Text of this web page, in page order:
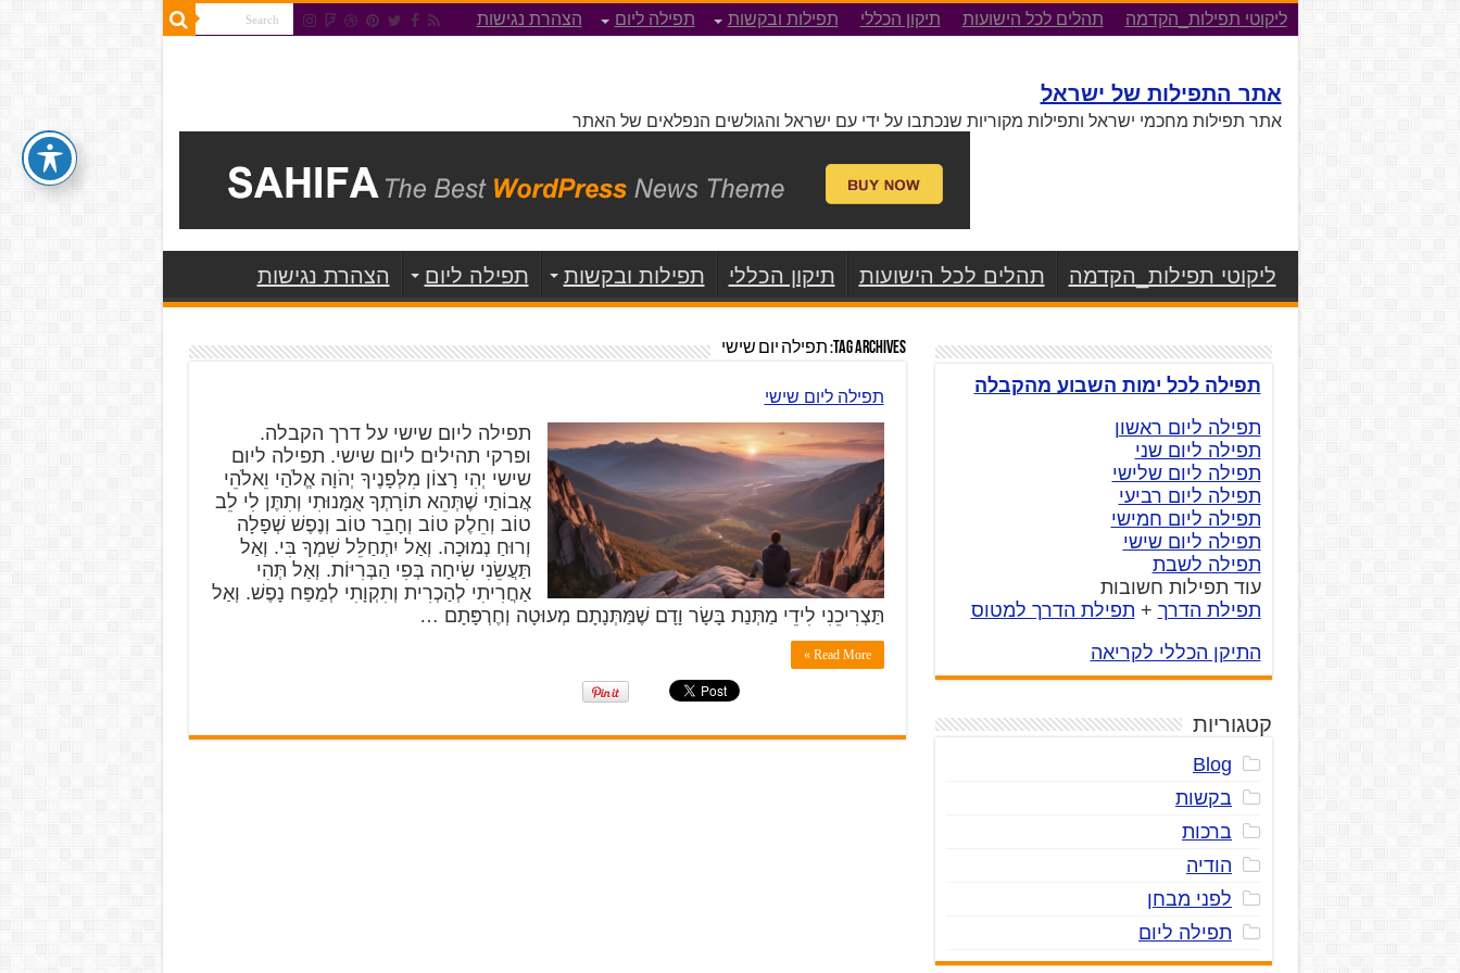
ליקוטי תפילות_הקדמה תהלים לכל הישועות תיקון הכללי תפילות ובקשות תפילה ליום הצהרת נגישות
אתר התפילות של ישראל
אתר תפילות מחכמי ישראל ותפילות מקוריות שנכתבו על ידי עם ישראל והגולשים הנפלאים של האתר
ליקוטי תפילות_הקדמה תהלים לכל הישועות תיקון הכללי תפילות ובקשות תפילה ליום הצהרת נגישות
Tag Archives: תפילה יום שישי
תפילה ליום שישי
תפילה ליום שישי על דרך הקבלה.
ופרקי תהילים ליום שישי. תפילה ליום
שישי יְהִי רָצוֹן מִלְּפָנֶיךָ יְהֹוָה אֱלֹהַי וֵאלֹהֵי
אֲבוֹתַי שֶׁתְּהֵא תוֹרָתְךָ אֻמָּנוּתִי וְתִתֶּן לִי לֵב
טוֹב וְחֵלֶק טוֹב וְחָבֵר טוֹב וְנֶפֶשׁ שְׁפָלָה
וְרוּחַ נְמוּכָה. וְאַל יִתְחַלֵּל שִׁמְךָ בִּי. וְאַל
תַּעֲשֵׂנִי שִׂיחָה בְּפִי הַבְּרִיּוֹת. וְאַל תְּהִי
אַחֲרִיתִי לְהַכְרִית וְתִקְוָתִי לְמַפַּח נָפֶשׁ. וְאַל
תַּצְרִיכֵנִי לִידֵי מַתְּנַת בָּשָׂר וָדָם שֶׁמַּתְּנָתָם מְעוּטָה וְחֶרְפָּתָם …
Read More »
תפילה לכל ימות השבוע מהקבלה
תפילה ליום ראשון
תפילה ליום שני
תפילה ליום שלישי
תפילה ליום רביעי
תפילה ליום חמישי
תפילה ליום שישי
תפילה לשבת
עוד תפילות חשובות
תפילת הדרך + תפילת הדרך למטוס
התיקן הכללי לקריאה
קטגוריות
Blog
בקשות
ברכות
הודיה
לפני מבחן
תפילה ליום